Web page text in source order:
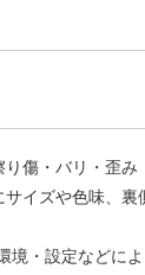
傷・バリ・歪み
イズや色味、
・設定などに